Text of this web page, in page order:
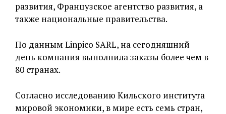
развития, Французское агентство развития, а
также национальные правительства.
По данным Linpico SARL, на сегодняшний
день компания выполнила заказы более чем в
80 странах.
Согласно исследованию Кильского института
мировой экономики, в мире есть семь стран,